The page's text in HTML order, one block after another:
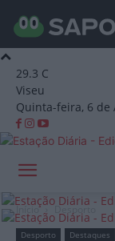
29.3 C
Viseu
Quinta-feira, 6 de
Início Desporto
Desporto Destaques